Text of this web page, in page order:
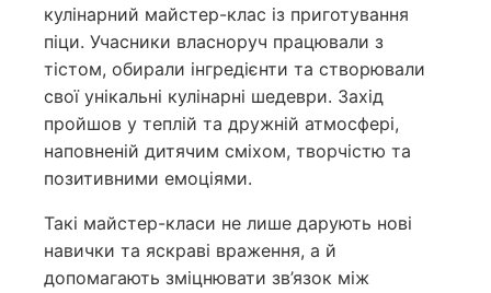
кулінарний майстер-клас із приготування
піци. Учасники власноруч працювали з
тістом, обирали інгредієнти та створювали
свої унікальні кулінарні шедеври. Захід
пройшов у теплій та дружній атмосфері,
наповненій дитячим сміхом, творчістю та
позитивними емоціями.
Такі майстер-класи не лише дарують нові
навички та яскраві враження, а й
допомагають зміцнювати зв’язок між